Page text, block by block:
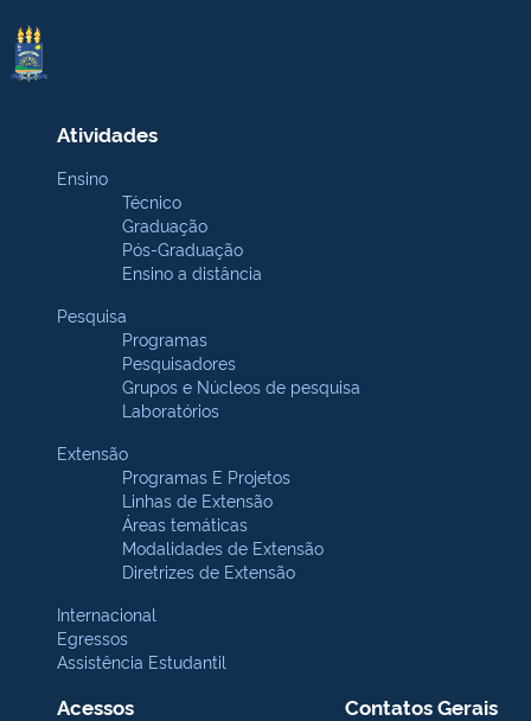
Atividades
Ensino
Técnico
Graduação
Pós-Graduação
Ensino a distância
Pesquisa
Programas
Pesquisadores
Grupos e Núcleos de pesquisa
Laboratórios
Extensão
Programas E Projetos
Linhas de Extensão
Áreas temáticas
Modalidades de Extensão
Diretrizes de Extensão
Internacional
Egressos
Assistência Estudantil
Acessos Contatos Gerais